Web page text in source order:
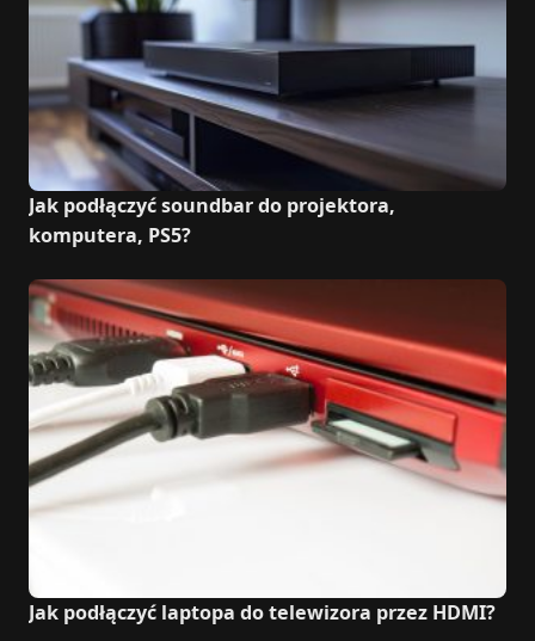
Jak podłączyć soundbar do projektora,
komputera, PS5?
Jak podłączyć laptopa do telewizora przez HDMI?